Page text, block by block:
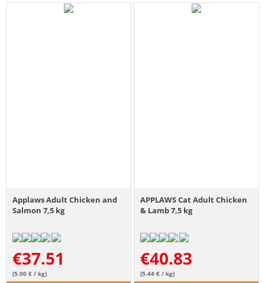
Applaws Adult Chicken and
Salmon 7,5 kg
€37.51
(5.00 € / kg)
APPLAWS Cat Adult Chicken
& Lamb 7,5 kg
€40.83
(5.44 € / kg)